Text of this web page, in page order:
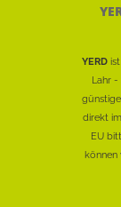
YERD
Lahr
direkt
EU
können